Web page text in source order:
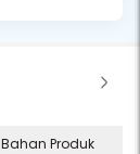
Bahan Produk